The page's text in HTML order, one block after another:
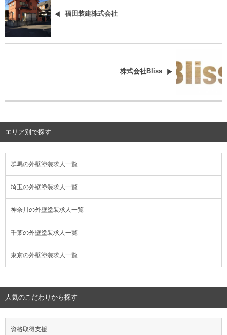
福田装建株式会社
株式会社Bliss
エリア別で探す
群馬の外壁塗装求人一覧
埼玉の外壁塗装求人一覧
神奈川の外壁塗装求人一覧
千葉の外壁塗装求人一覧
東京の外壁塗装求人一覧
人気のこだわりから探す
資格取得支援